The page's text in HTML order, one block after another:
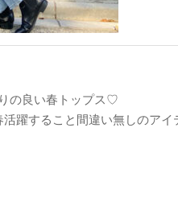
の良い春トップス♡
躍すること間違い無しのアイ